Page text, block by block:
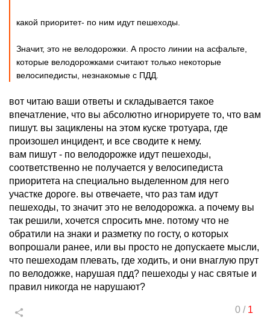
какой приоритет- по ним идут пешеходы.
Значит, это не велодорожки. А просто линии на асфальте,
которые велодорожками считают только некоторые
велосипедисты, незнакомые с ПДД.
вот читаю ваши ответы и складывается такое
впечатление, что вы абсолютно игнорируете то, что вам
пишут. вы зациклены на этом куске тротуара, где
произошел инцидент, и все сводите к нему.
вам пишут - по велодорожке идут пешеходы,
соответственно не получается у велосипедиста
приоритета на специально выделенном для него
участке дороге. вы отвечаете, что раз там идут
пешеходы, то значит это не велодорожка. а почему вы
так решили, хочется спросить мне. потому что не
обратили на знаки и разметку по госту, о которых
вопрошали ранее, или вы просто не допускаете мысли,
что пешеходам плевать, где ходить, и они внаглую прут
по велодожке, нарушая пдд? пешеходы у нас святые и
правил никогда не нарушают?
0/ 1